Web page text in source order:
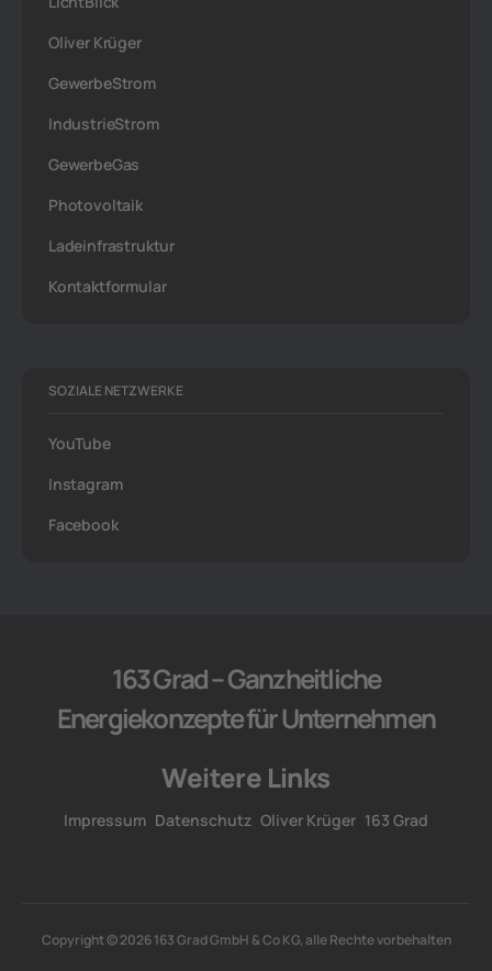
Oliver Krüger
GewerbeStrom
IndustrieStrom
GewerbeGas
Photovoltaik
Ladeinfrastruktur
Kontaktformular
SOZIALE NETZWERKE
YouTube
Instagram
Facebook
163 Grad – Ganzheitliche
Energiekonzepte für Unternehmen
Weitere Links
Impressum Datenschutz Oliver Krüger 163 Grad
Copyright © 2026 163 Grad GmbH & Co KG, alle Rechte vorbehalten